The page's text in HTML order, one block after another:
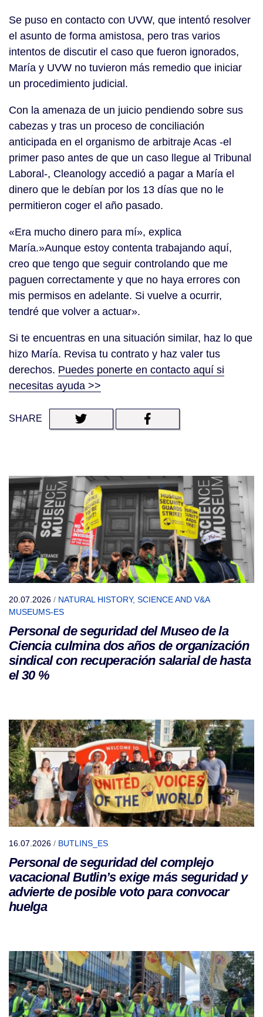
Se puso en contacto con UVW, que intentó resolver
el asunto de forma amistosa, pero tras varios
intentos de discutir el caso que fueron ignorados,
María y UVW no tuvieron más remedio que iniciar
un procedimiento judicial.
Con la amenaza de un juicio pendiendo sobre sus
cabezas y tras un proceso de conciliación
anticipada en el organismo de arbitraje Acas -el
primer paso antes de que un caso llegue al Tribunal
Laboral-, Cleanology accedió a pagar a María el
dinero que le debían por los 13 días que no le
permitieron coger el año pasado.
«Era mucho dinero para mí», explica
María.»Aunque estoy contenta trabajando aquí,
creo que tengo que seguir controlando que me
paguen correctamente y que no haya errores con
mis permisos en adelante. Si vuelve a ocurrir,
tendré que volver a actuar».
Si te encuentras en una situación similar, haz lo que
hizo María. Revisa tu contrato y haz valer tus
derechos. Puedes ponerte en contacto aquí si
necesitas ayuda >>
SHARE
20.07.2026 / NATURAL HISTORY, SCIENCE AND V&A
MUSEUMS-ES
Personal de seguridad del Museo de la
Ciencia culmina dos años de organización
sindical con recuperación salarial de hasta
el 30 %
16.07.2026 / BUTLINS_ES
Personal de seguridad del complejo
vacacional Butlin’s exige más seguridad y
advierte de posible voto para convocar
huelga